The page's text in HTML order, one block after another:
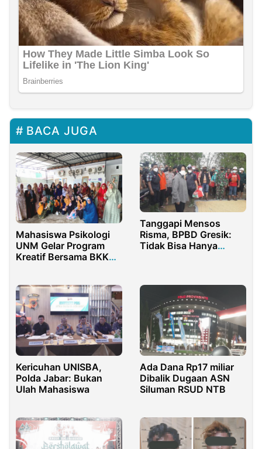
BACA JUGA
Mahasiswa Psikologi
UNM Gelar Program
Kreatif Bersama BKKBN
Senang” di Sulawesi
Selatan
Tanggapi Mensos
Risma, BPBD Gresik:
Tidak Bisa Hanya
Kericuhan UNISBA,
Polda Jabar: Bukan
Ulah Mahasiswa
Ada Dana Rp17 miliar
Dibalik Dugaan ASN
Siluman RSUD NTB